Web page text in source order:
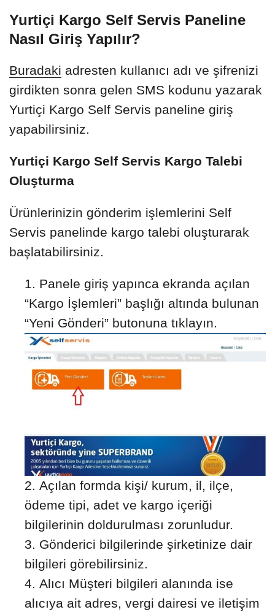
Yurtiçi Kargo Self Servis Paneline
Nasıl Giriş Yapılır?
Buradaki adresten kullanıcı adı ve şifrenizi
girdikten sonra gelen SMS kodunu yazarak
Yurtiçi Kargo Self Servis paneline giriş
yapabilirsiniz.
Yurtiçi Kargo Self Servis Kargo Talebi
Oluşturma
Ürünlerinizin gönderim işlemlerini Self
Servis panelinde kargo talebi oluşturarak
başlatabilirsiniz.
Panele giriş yapınca ekranda açılan
“Kargo İşlemleri” başlığı altında bulunan
“Yeni Gönderi” butonuna tıklayın.
Açılan formda kişi/ kurum, il, ilçe,
ödeme tipi, adet ve kargo içeriği
bilgilerinin doldurulması zorunludur.
Gönderici bilgilerinde şirketinize dair
bilgileri görebilirsiniz.
Alıcı Müşteri bilgileri alanında ise
alıcıya ait adres, vergi dairesi ve iletişim